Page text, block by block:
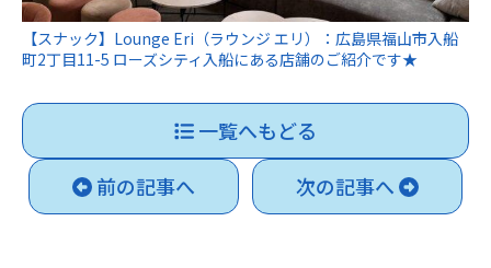
【スナック】Lounge Eri（ラウンジ エリ）：広島県福山市入船
町2丁目11-5 ローズシティ入船にある店舗のご紹介です★
一覧へもどる
前の記事へ
次の記事へ